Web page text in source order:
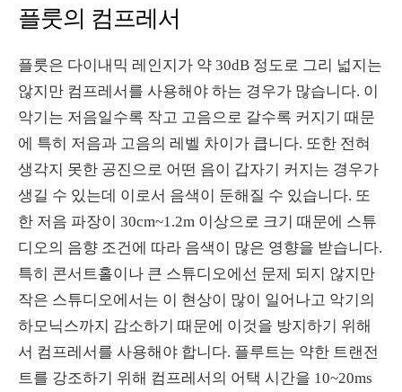
플룻의 컴프레서
플룻은 다이내믹 레인지가 약 30dB 정도로 그리 넓지는
않지만 컴프레서를 사용해야 하는 경우가 많습니다. 이
악기는 저음일수록 작고 고음으로 갈수록 커지기 때문
에 특히 저음과 고음의 레벨 차이가 큽니다. 또한 전혀
생각지 못한 공진으로 어떤 음이 갑자기 커지는 경우가
생길 수 있는데 이로서 음색이 둔해질 수 있습니다. 또
한 저음 파장이 30cm~1.2m 이상으로 크기 때문에 스튜
디오의 음향 조건에 따라 음색이 많은 영향을 받습니다.
특히 콘서트홀이나 큰 스튜디오에선 문제 되지 않지만
작은 스튜디오에서는 이 현상이 많이 일어나고 악기의
하모닉스까지 감소하기 때문에 이것을 방지하기 위해
서 컴프레서를 사용해야 합니다. 플루트는 약한 트랜전
트를 강조하기 위해 컴프레서의 어택 시간을 10~20ms